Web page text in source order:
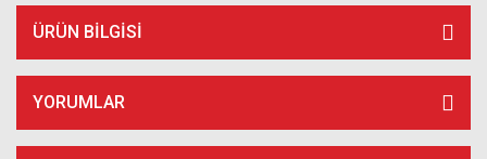
ÜRÜN BILGISI
YORUMLAR